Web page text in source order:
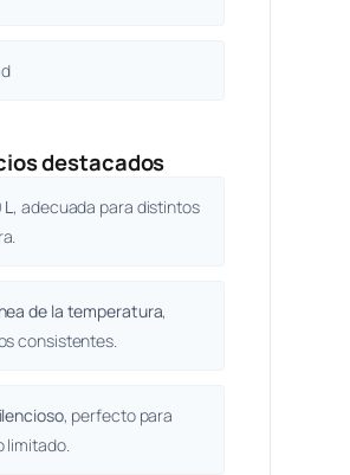
destacados
L, adecuada para distintos
de la temperatura,
consistentes.
, perfecto para
limitado.